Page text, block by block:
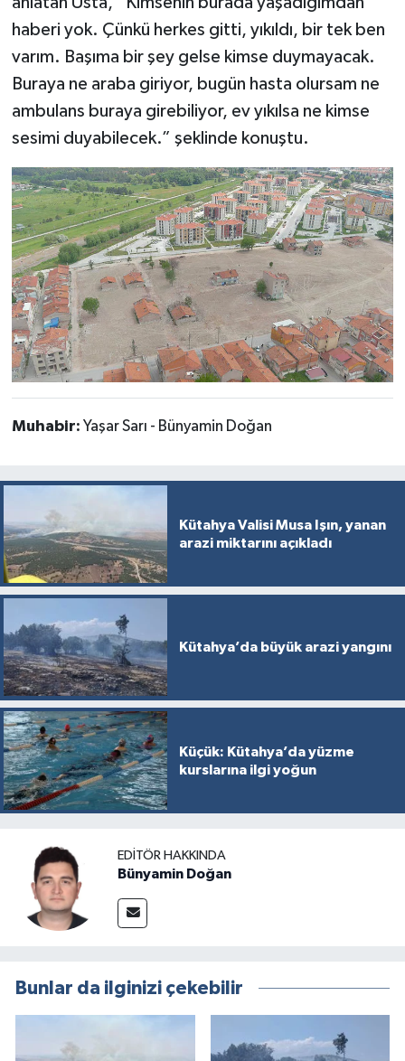
haberi yok. Çünkü herkes gitti, yıkıldı, bir tek ben
varım. Başıma bir şey gelse kimse duymayacak.
Buraya ne araba giriyor, bugün hasta olursam ne
ambulans buraya girebiliyor, ev yıkılsa ne kimse
sesimi duyabilecek.” şeklinde konuştu.
Muhabir: Yaşar Sarı - Bünyamin Doğan
Kütahya Valisi Musa Işın, yanan
arazi miktarını açıkladı
Kütahya’da büyük arazi yangını
Küçük: Kütahya’da yüzme
kurslarına ilgi yoğun
EDITÖR HAKKINDA
Bünyamin Doğan
Bunlar da ilginizi çekebilir